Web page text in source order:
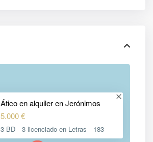
Ático en alquiler en Jerónimos
5.000 €
3 BD 3 licenciado en Letras 183